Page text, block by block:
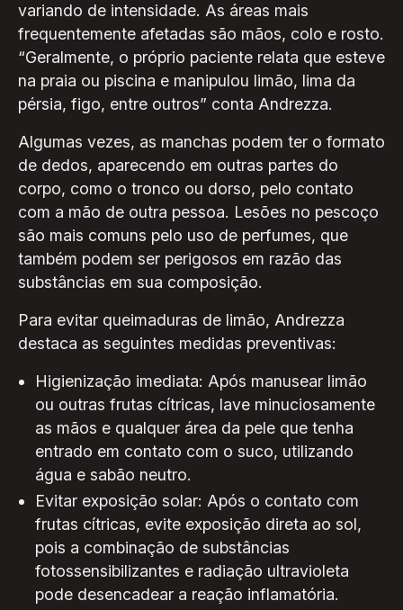
variando de intensidade. As áreas mais
frequentemente afetadas são mãos, colo e rosto.
“Geralmente, o próprio paciente relata que esteve
na praia ou piscina e manipulou limão, lima da
pérsia, figo, entre outros” conta Andrezza.
Algumas vezes, as manchas podem ter o formato
de dedos, aparecendo em outras partes do
corpo, como o tronco ou dorso, pelo contato
com a mão de outra pessoa. Lesões no pescoço
são mais comuns pelo uso de perfumes, que
também podem ser perigosos em razão das
substâncias em sua composição.
Para evitar queimaduras de limão, Andrezza
destaca as seguintes medidas preventivas:
Higienização imediata: Após manusear limão
ou outras frutas cítricas, lave minuciosamente
as mãos e qualquer área da pele que tenha
entrado em contato com o suco, utilizando
água e sabão neutro.
Evitar exposição solar: Após o contato com
frutas cítricas, evite exposição direta ao sol,
pois a combinação de substâncias
fotossensibilizantes e radiação ultravioleta
pode desencadear a reação inflamatória.